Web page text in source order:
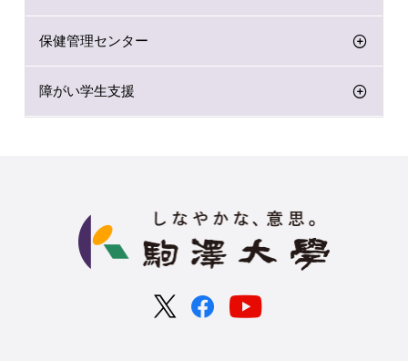
保健管理センター
障がい学生支援